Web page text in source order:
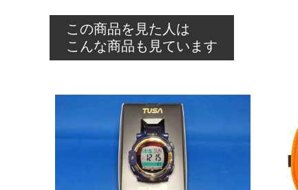
この商品を見た人は
こんな商品も見ています